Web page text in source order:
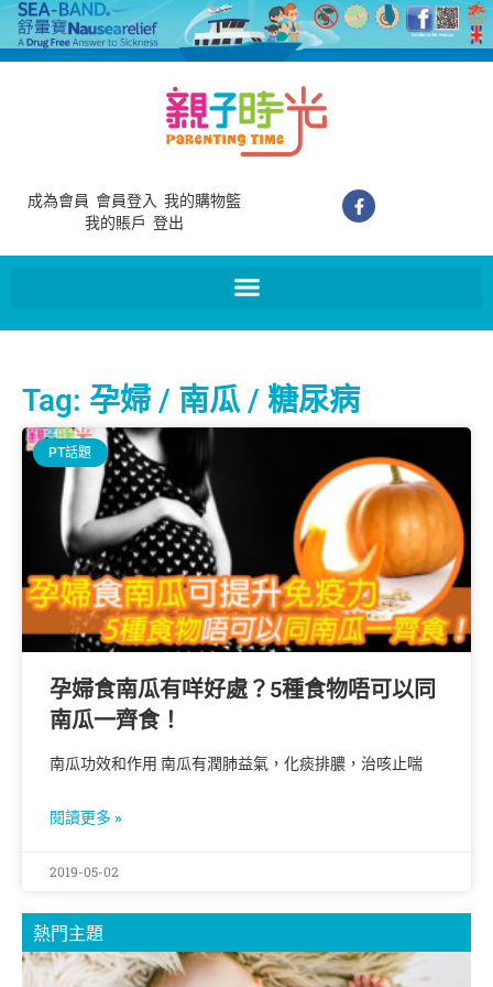
成為會員 會員登入 我的購物籃
我的賬戶 登出
Tag: 孕婦 / 南瓜 / 糖尿病
PT話題
孕婦食南瓜有咩好處？5種食物唔可以同
南瓜一齊食！
南瓜功效和作用 南瓜有潤肺益氣，化痰排膿，治咳止喘
閱讀更多 »
2019-05-02
熱門主題